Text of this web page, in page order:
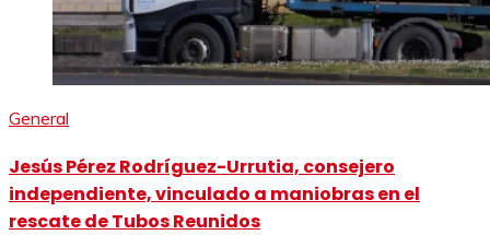
General
Jesús Pérez Rodríguez-Urrutia, consejero
independiente, vinculado a maniobras en el
rescate de Tubos Reunidos